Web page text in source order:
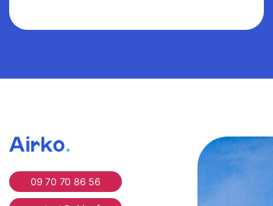
Airko09 70 70 86 56